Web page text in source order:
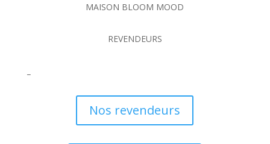
MAISON BLOOM MOOD
REVENDEURS
Nos revendeurs